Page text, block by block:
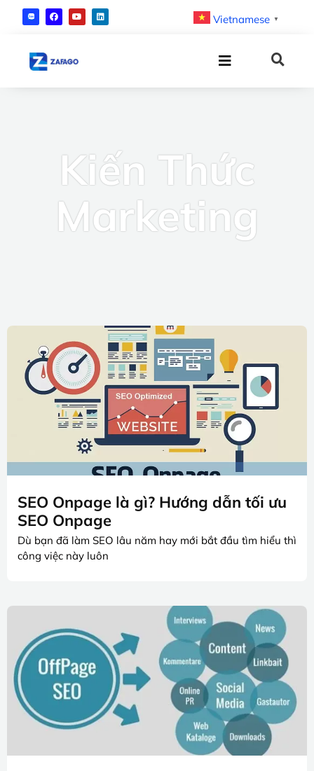
Vietnamese ▼
Kiến Thức
Marketing
SEO Onpage là gì? Hướng dẫn tối ưu
SEO Onpage
Dù bạn đã làm SEO lâu năm hay mới bắt đầu tìm hiểu thì
công việc này luôn